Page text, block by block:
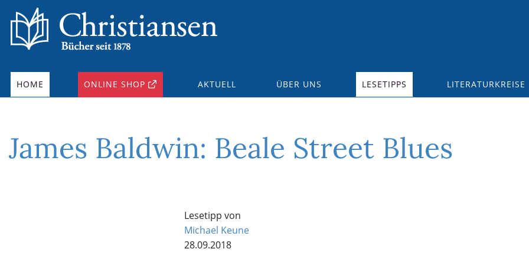
HOME ONLINE SHOP AKTUELL ÜBER UNS LESETIPPS LITERATURKREISE
James Baldwin: Beale Street Blues
Lesetipp von
Michael Keune
28.09.2018